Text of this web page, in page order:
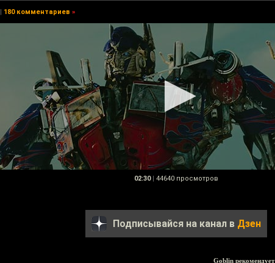
| 180 комментариев »
02:30 | 44640 просмотров
Подписывайся на канал в Дзен
Goblin рекомендует